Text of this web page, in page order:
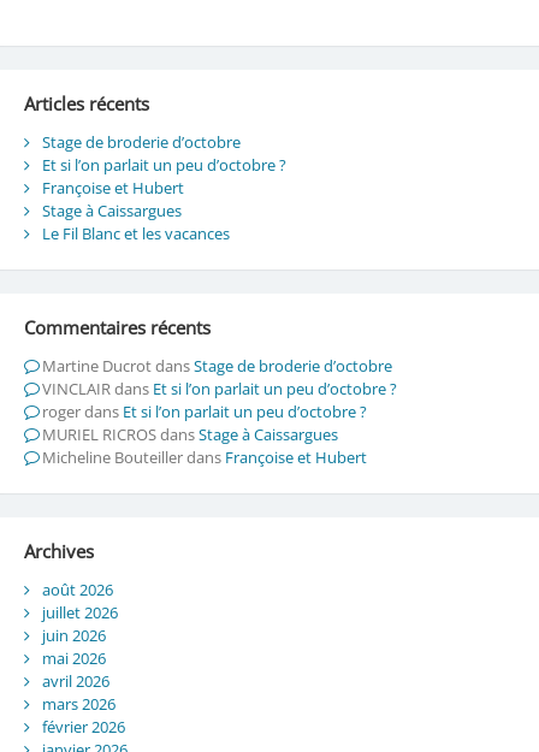
Articles récents
Stage de broderie d’octobre
Et si l’on parlait un peu d’octobre ?
Françoise et Hubert
Stage à Caissargues
Le Fil Blanc et les vacances
Commentaires récents
Martine DucrotdansStage de broderie d’octobre
VINCLAIRdans Et si l’on parlait un peu d’octobre ?
rogerdans Et si l’on parlait un peu d’octobre ?
MURIEL RICROSdansStage à Caissargues
Micheline Bouteillerdans Françoise et Hubert
Archives
août 2026
juillet 2026
juin 2026
mai 2026
avril 2026
mars 2026
février 2026